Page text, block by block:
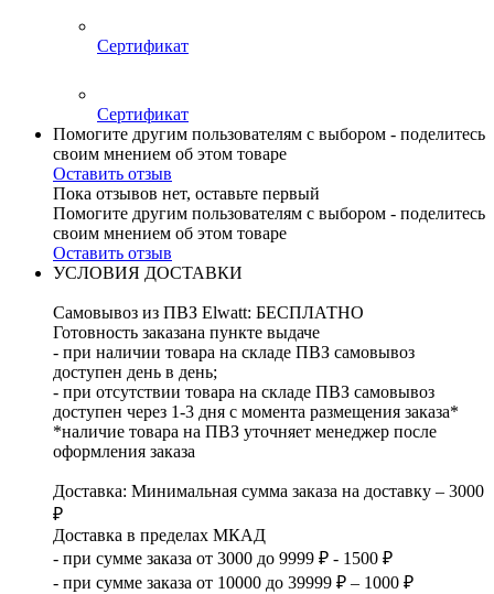
Сертификат
Сертификат
Помогите другим пользователям с выбором - поделитесь
своим мнением об этом товаре
Оставить отзыв
Пока отзывов нет, оставьте первый
Помогите другим пользователям с выбором - поделитесь
своим мнением об этом товаре
Оставить отзыв
УСЛОВИЯ ДОСТАВКИ
Самовывоз из ПВЗ Elwatt: БЕСПЛАТНО
Готовность заказана пункте выдаче
- при наличии товара на складе ПВЗ самовывоз
доступен день в день;
- при отсутствии товара на складе ПВЗ самовывоз
доступен через 1-3 дня с момента размещения заказа*
*наличие товара на ПВЗ уточняет менеджер после
оформления заказа
Доставка: Минимальная сумма заказа на доставку – 3000
₽
Доставка в пределах МКАД
- при сумме заказа от 3000 до 9999 ₽ - 1500 ₽
- при сумме заказа от 10000 до 39999 ₽ – 1000 ₽